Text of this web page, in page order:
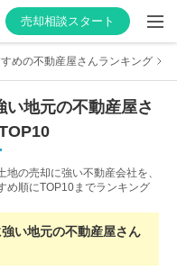
売却相談スタート
めの不動産屋さんランキング
い地元の不動産屋さ
の売却に強い不動産会社を、
め順にTOP10までランキング
い地元の不動産屋さん